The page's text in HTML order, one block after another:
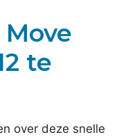
te
over deze snelle